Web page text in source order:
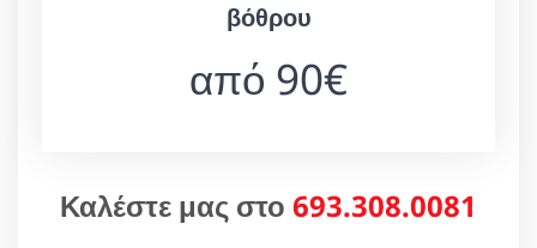
βόθρου
από 90€
Καλέστε μας στο 693.308.0081